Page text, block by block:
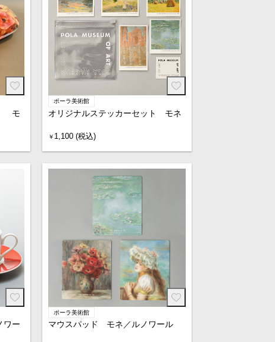
モ
ポーラ美術館
オリジナルステッカーセット モネ
￥ 1,100 (税込)
ワー
ポーラ美術館
マウスパッド モネ／ルノワール